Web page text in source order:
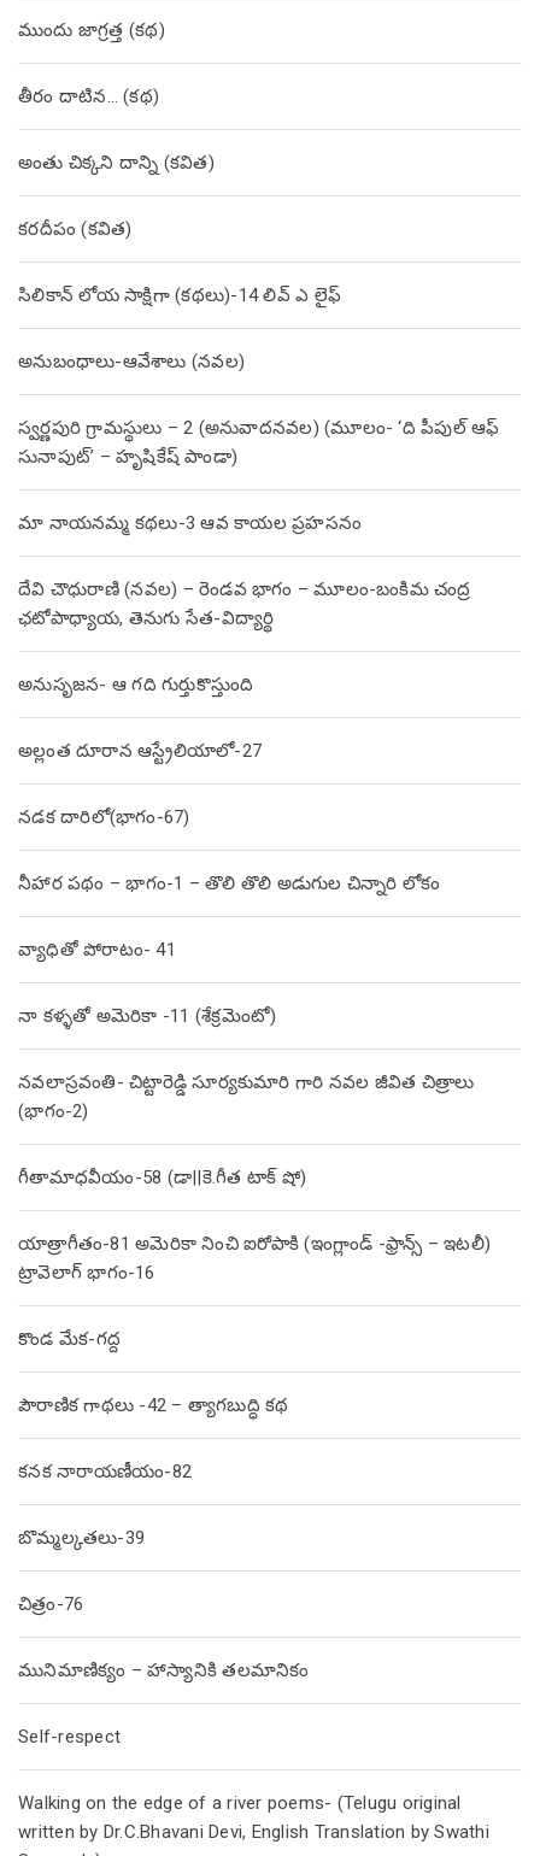
ముందు జాగ్రత్త (క‌థ‌)
తీరం దాటిన… (క‌థ‌)
అంతు చిక్కని దాన్ని (కవిత)
కరదీపం (కవిత)
సిలికాన్ లోయ సాక్షిగా (కథలు)-14 లివ్ ఎ లైఫ్
అనుబంధాలు-ఆవేశాలు (నవల)
స్వర్ణపురి గ్రామస్థులు – 2 (అనువాదనవల) (మూలం- ‘ది పీపుల్ ఆఫ్
సునాపుట్’ – హృషికేష్ పాండా)
మా నాయనమ్మ కథలు-3 ఆవ కాయల ప్రహసనం
దేవి చౌధురాణి (నవల) – రెండవ భాగం – మూలం-బంకిమ చంద్ర
ఛటోపాధ్యాయ, తెనుగు సేత-విద్యార్థి
అనుసృజన- ఆ గది గుర్తుకొస్తుంది
అల్లంత దూరాన ఆస్ట్రేలియాలో-27
నడక దారిలో(భాగం-67)
నీహార పథం – భాగం-1 – తొలి తొలి అడుగుల చిన్నారి లోకం
వ్యాధితో పోరాటం- 41
నా కళ్ళతో అమెరికా -11 (శేక్రమెంటో)
నవలాస్రవంతి- చిట్టారెడ్డి సూర్యకుమారి గారి నవల జీవిత చిత్రాలు
(భాగం-2)
గీతామాధవీయం-58 (డా||కె.గీత టాక్ షో)
యాత్రాగీతం-81 అమెరికా నించి ఐరోపాకి (ఇంగ్లాండ్ -ఫ్రాన్స్ – ఇటలీ)
ట్రావెలాగ్ భాగం-16
కొండ మేక-గద్ద
పౌరాణిక గాథలు -42 – త్యాగబుద్ధి కథ
కనక నారాయణీయం-82
బొమ్మల్కతలు-39
చిత్రం-76
మునిమాణిక్యం – హాస్యానికి తలమానికం
Self-respect
Walking on the edge of a river poems- (Telugu original
written by Dr.C.Bhavani Devi, English Translation by Swathi